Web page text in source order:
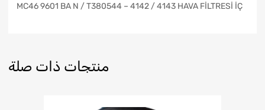
MC46 9601 BA N / T380544 – 4142 / 4143 HAVA FİLTRESİ İÇ
منتجات ذات صلة